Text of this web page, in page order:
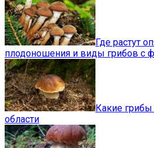
Где растут
плодоношения и виды грибов с
Какие
области